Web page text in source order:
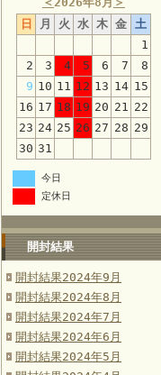
日
月 火 水 木 金 土
1
2
3 4 5 6 7
8
9 10 11 12 13 14 15
16 17 18 19 20 21 22
23 24 25 26 27 28 29
30 31
今日
定休日
開封結果
開封結果2024年9月
開封結果2024年8月
開封結果2024年7月
開封結果2024年6月
開封結果2024年5月